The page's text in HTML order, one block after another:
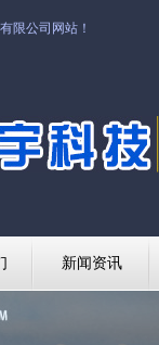
限公司网站！
新闻资讯